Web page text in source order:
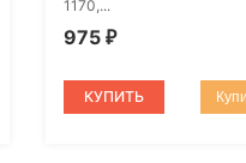
1170,...
975 ₽
КУПИТЬ